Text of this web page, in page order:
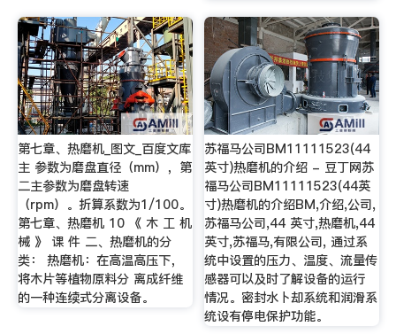
第七章、热磨机_图文_百度文库
主 参数为磨盘直径（mm），第
二主参数为磨盘转速
（rpm）。折算系数为1/100。
第七章、热磨机 10 《 木 工 机
械 》 课 件 二、热磨机的分
类： 热磨机：在高温高压下，
将木片等植物原料分 离成纤维
的一种连续式分离设备。
苏福马公司BM11111523(44
英寸)热磨机的介绍 - 豆丁网苏
福马公司BM11111523(44英
寸)热磨机的介绍BM,介绍,公司,
苏福马公司,44 英寸,热磨机,44
英寸,苏福马,有限公司, 通过系
统中设置的压力、温度、流量传
感器可以及时了解设备的运行
情况。密封水卜却系统和润滑系
统设有停电保护功能。